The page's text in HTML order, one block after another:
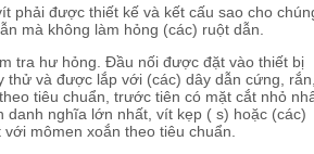
phải được thiết kế và kết cấu sao cho
mà không làm hỏng (các) ruột dẫn.
tra hư hỏng. Đầu nối được đặt vào thiết bị
thử và được lắp với (các) dây dẫn cứng,
tiêu chuẩn, trước tiên có mặt cắt nhỏ
danh nghĩa lớn nhất, vít kẹp ( s) hoặc (các)
mômen xoắn theo tiêu chuẩn.